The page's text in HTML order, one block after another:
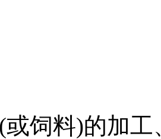
或饲料)的加